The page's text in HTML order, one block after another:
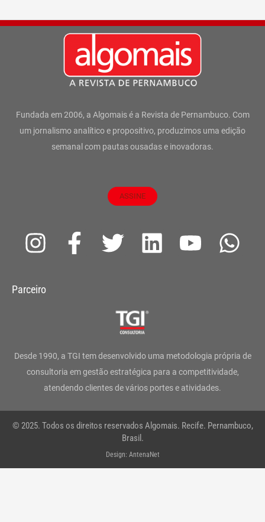
Fundada em 2006, a Algomais é a Revista de Pernambuco. Com
um jornalismo analítico e propositivo, produzimos uma edição
semanal com pautas ousadas e inovadoras.
ASSINE
I
s
g
r
a
m
F
a
o
o
k
-
T
t
e
r
L
d
i
n
Y
b
e
W
a
p
Parceiro
Desde 1990, a TGI tem desenvolvido uma metodologia própria de
consultoria em gestão estratégica para a competitividade,
atendendo clientes de vários portes e atividades.
© 2025. Todos os direitos reservados Algomais. Recife. Pernambuco,
Brasil.
Design: AntenaNet